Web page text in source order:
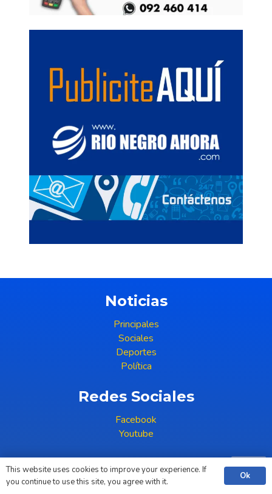
Noticias
Principales
Sociales
Deportes
Política
Redes Sociales
Facebook
Youtube
rionegroahora.com
(+598) 99 396 386
This website uses cookies to improve your experience. If
you continue to use this site, you agree with it.
Ok